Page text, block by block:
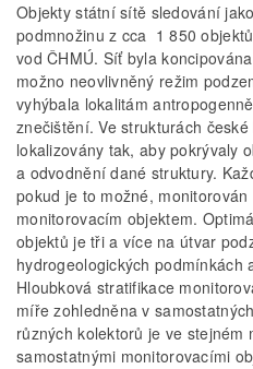
Objekty státní sítě sledování
podmnožinu z cca 1 850
vod ČHMÚ. Síť byla
možno neovlivněný režim
vyhýbala lokalitám
znečištění. Ve strukturách
lokalizovány tak, aby pokrývaly
a odvodnění dané struktury.
pokud je to možné,
monitorovacím objektem.
objektů je tři a více na útvar
hydrogeologických podmínkách
Hloubková stratifikace
míře zohledněna v
různých kolektorů je ve stejném
samostatnými monitorovacími